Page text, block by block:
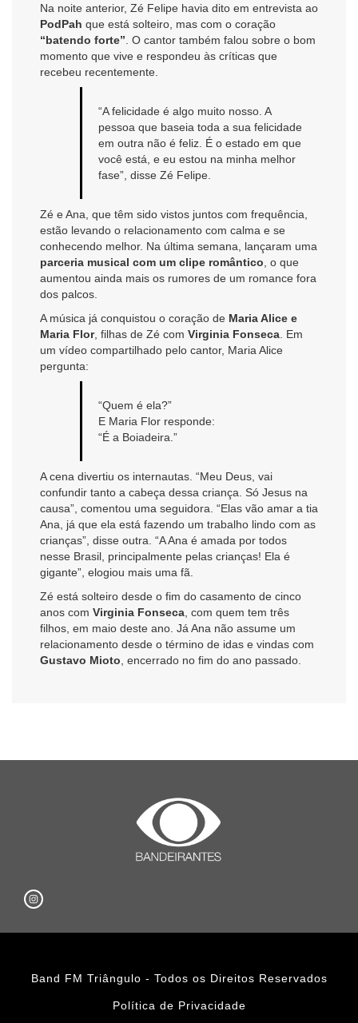
Na noite anterior, Zé Felipe havia dito em entrevista ao
PodPah que está solteiro, mas com o coração
“batendo forte” . O cantor também falou sobre o bom
momento que vive e respondeu às críticas que
recebeu recentemente.
“A felicidade é algo muito nosso. A
pessoa que baseia toda a sua felicidade
em outra não é feliz. É o estado em que
você está, e eu estou na minha melhor
fase”, disse Zé Felipe.
Zé e Ana, que têm sido vistos juntos com frequência,
estão levando o relacionamento com calma e se
conhecendo melhor. Na última semana, lançaram uma
parceria musical com um clipe romântico, o que
aumentou ainda mais os rumores de um romance fora
dos palcos.
A música já conquistou o coração de Maria Alice e
Maria Flor, filhas de Zé com Virginia Fonseca . Em
um vídeo compartilhado pelo cantor, Maria Alice
pergunta:
“Quem é ela?”
E Maria Flor responde:
“É a Boiadeira.”
A cena divertiu os internautas. “Meu Deus, vai
confundir tanto a cabeça dessa criança. Só Jesus na
causa”, comentou uma seguidora. “Elas vão amar a tia
Ana, já que ela está fazendo um trabalho lindo com as
crianças”, disse outra. “A Ana é amada por todos
nesse Brasil, principalmente pelas crianças! Ela é
gigante”, elogiou mais uma fã.
Zé está solteiro desde o fim do casamento de cinco
anos com Virginia Fonseca , com quem tem três
filhos, em maio deste ano. Já Ana não assume um
relacionamento desde o término de idas e vindas com
Gustavo Mioto , encerrado no fim do ano passado.
Band FM Triângulo - Todos os Direitos Reservados
Política de Privacidade